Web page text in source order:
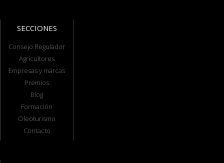
SECCIONES
Consejo Regulador
Agricultores
Empresas y marcas
Premios
Blog
Formación
Oleoturismo
Contacto